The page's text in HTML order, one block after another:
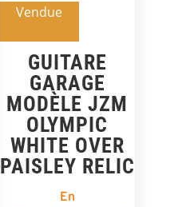
Vendue
GUITARE
GARAGE
MODÈLE JZM
OLYMPIC
WHITE OVER
PAISLEY RELIC
En